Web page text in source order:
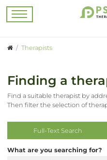
Therapists
Finding a
Find a suitable therapist by
Then filter the selection of
Full-Text Search
What are you searching for?